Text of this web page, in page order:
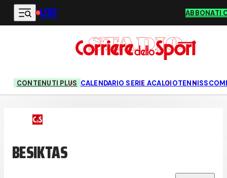
Vai al contenuto principale
LIVE ABBONATI
CONTENUTI PLUS CALENDARIO SERIE ACALCIOTENNIS
BESIKTAS